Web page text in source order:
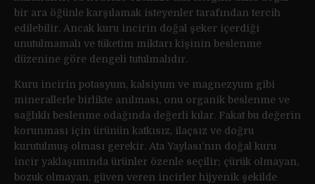
bir ara öğünle karşılamak isteyenler tarafından tercih
edilebilir. Ancak kuru incirin doğal şeker içerdiği
unutulmamalı ve tüketim miktarı kişinin beslenme
düzenine göre dengeli tutulmalıdır.
Kuru incirin potasyum, kalsiyum ve magnezyum gibi
minerallerle birlikte anılması, onu organik beslenme ve
sağlıklı beslenme odağında değerli kılar. Fakat bu değerin
korunması için ürünün katkısız, ilaçsız ve doğru
kurutulmuş olması gerekir. Ata Yaylası’nın doğal kuru
incir yaklaşımında ürünler özenle seçilir; çürük olmayan,
bozuk olmayan, güven veren incirler hijyenik şekilde